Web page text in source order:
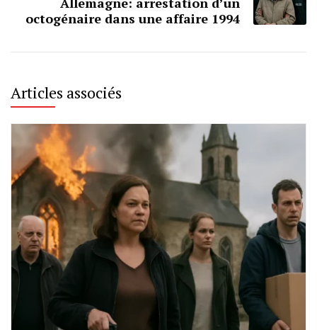
octogénaire dans une affaire 1994
Articles associés